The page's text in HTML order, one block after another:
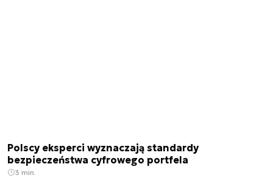
Polscy eksperci wyznaczają standardy
bezpieczeństwa cyfrowego portfela
3 min.